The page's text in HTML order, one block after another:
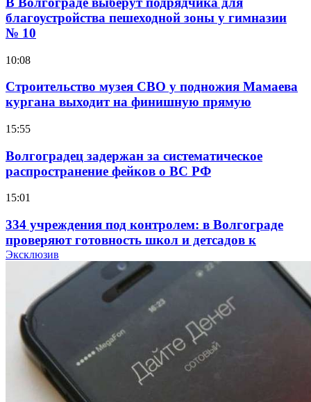
благоустройства пешеходной зоны у гимназии
№ 10
10:08
Строительство музея СВО у подножия Мамаева
кургана выходит на финишную прямую
15:55
Волгоградец задержан за систематическое
распространение фейков о ВС РФ
15:01
334 учреждения под контролем: в Волгограде
проверяют готовность школ и детсадов к
учебному году
Покушение на убийство в Волгограде: девушка
напала на незнакомую женщину с ножом
12:39
Сладкий праздник в Волгограде: в Центральном
парке прошёл фестиваль „Арбузный переполох“
Эксклюзив